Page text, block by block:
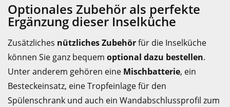
Optionales Zubehör als perfekte
Ergänzung dieser Inselküche
Zusätzliches nützliches Zubehörfür die Inselküche
können Sie ganz bequem optional dazu bestellen.
Unter anderem gehören eine Mischbatterie, ein
Besteckeinsatz, eine Tropfeinlage für den
Spülenschrank und auch ein Wandabschlussprofil zum